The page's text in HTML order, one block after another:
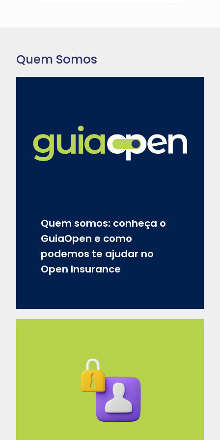
Quem Somos
Quem somos: conheça o
GuiaOpen e como
podemos te ajudar no
Open Insurance